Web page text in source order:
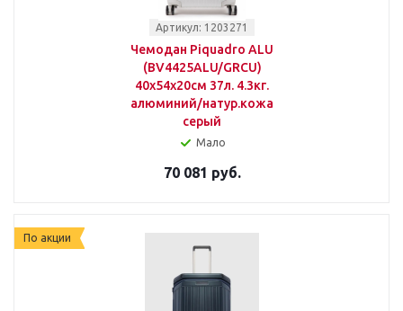
Артикул: 1203271
Чемодан Piquadro ALU
(BV4425ALU/GRCU)
40x54x20см 37л. 4.3кг.
алюминий/натур.кожа
серый
Мало
70 081 руб.
По акции